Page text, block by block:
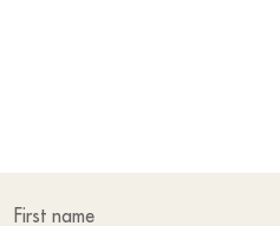
First name